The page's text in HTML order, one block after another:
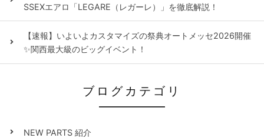
SSEXエアロ「LEGARE（レガーレ）」を徹底解説！
【速報】いよいよカスタマイズの祭典オートメッセ2026開催
✨関西最大級のビッグイベント！
ブログカテゴリ
NEW PARTS 紹介